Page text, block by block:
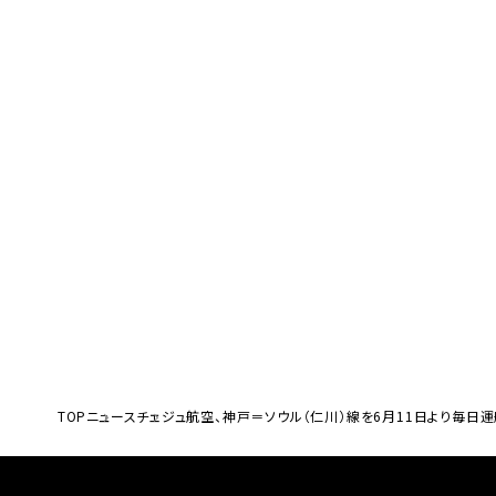
TOPニュースチェジュ航空、神戸＝ソウル（仁川）線を6月11日より毎日